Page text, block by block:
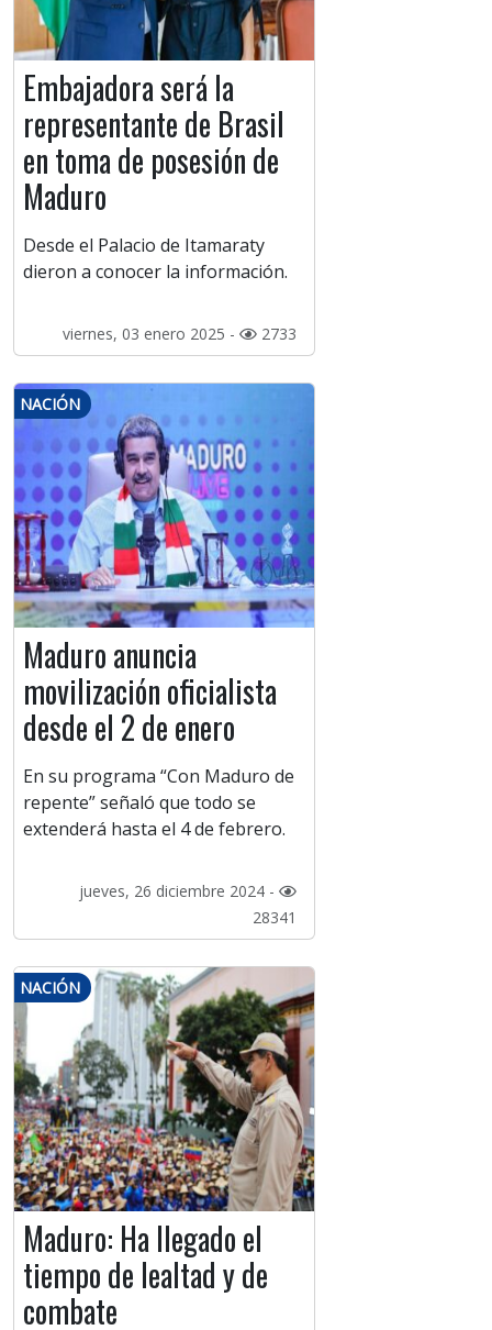
Embajadora será la
representante de Brasil
en toma de posesión de
Maduro
Desde el Palacio de Itamaraty
dieron a conocer la información.
viernes, 03 enero 2025 - 2733
NACIÓN
Maduro anuncia
movilización oficialista
desde el 2 de enero
En su programa “Con Maduro de
repente” señaló que todo se
extenderá hasta el 4 de febrero.
jueves, 26 diciembre 2024 -
28341
NACIÓN
Maduro: Ha llegado el
tiempo de lealtad y de
combate